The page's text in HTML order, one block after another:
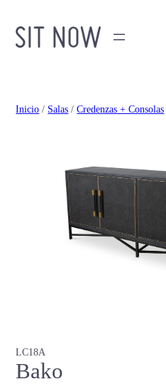
Inicio / Salas /Credenzas + Consolas
LC18A
Bako